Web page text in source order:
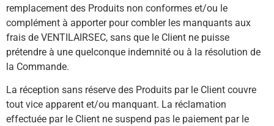
remplacement des Produits non conformes et/ou le
complément à apporter pour combler les manquants aux
frais de VENTILAIRSEC, sans que le Client ne puisse
prétendre à une quelconque indemnité ou à la résolution de
la Commande.
La réception sans réserve des Produits par le Client couvre
tout vice apparent et/ou manquant. La réclamation
effectuée par le Client ne suspend pas le paiement par le